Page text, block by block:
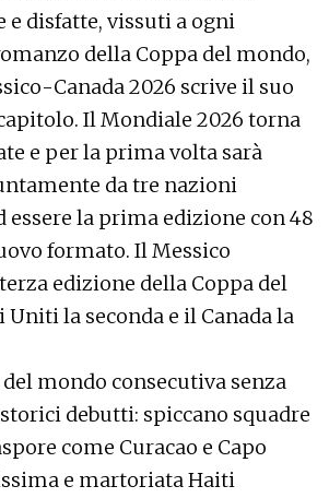
e disfatte, vissuti a ogni
della Coppa del mondo,
Canada 2026 scrive il suo
Il Mondiale 2026 torna
e per la prima volta sarà
da tre nazioni
essere la prima edizione con 48
formato. Il Messico
edizione della Coppa del
la seconda e il Canada la
mondo consecutiva senza
debutti: spiccano squadre
come Curacao e Capo
e martoriata Haiti